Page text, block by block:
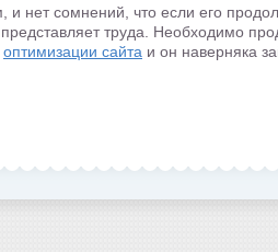
нет сомнений, что если его
труда. Необходимо
оптимизации сайта и он наверняка